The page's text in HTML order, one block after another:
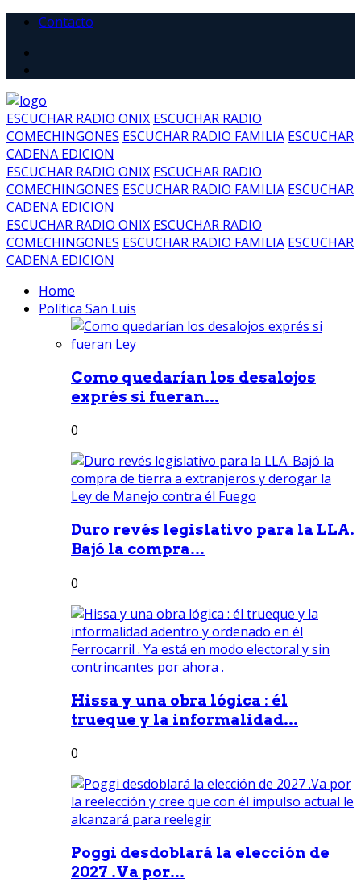
Contacto
ESCUCHAR RADIO ONIX ESCUCHAR RADIO
COMECHINGONES ESCUCHAR RADIO FAMILIA ESCUCHAR
CADENA EDICION
ESCUCHAR RADIO ONIX ESCUCHAR RADIO
COMECHINGONES ESCUCHAR RADIO FAMILIA ESCUCHAR
CADENA EDICION
ESCUCHAR RADIO ONIX ESCUCHAR RADIO
COMECHINGONES ESCUCHAR RADIO FAMILIA ESCUCHAR
CADENA EDICION
Home
Política San Luis
Como quedarían los desalojos
exprés si fueran...
0
Duro revés legislativo para la LLA.
Bajó la compra...
0
Hissa y una obra lógica : él
trueque y la informalidad...
0
Poggi desdoblará la elección de
2027 .Va por...